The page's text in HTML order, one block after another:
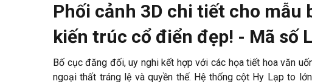
Phối cảnh 3D chi tiết cho mẫu
kiến trúc cổ điển đẹp! - Mã số
Bố cục đăng đối, uy nghi kết hợp với các họa tiết hoa văn
ngoại thất tráng lệ và quyền thế. Hệ thống cột Hy Lạp to